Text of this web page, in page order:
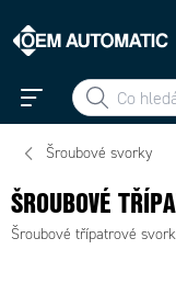
Šroubové svorky
ŠROUBOVÉ
Šroubové třípatrové